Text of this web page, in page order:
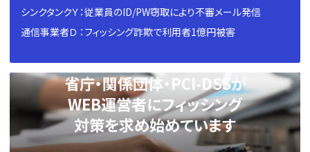
シンクタンクＹ：従業員のID/PW窃取により不審メール発信
通信事業者Ｄ ：フィッシング詐欺で利用者1億円被害
省庁・関係団体・PCI-DSSが
WEB運営者にフィッシング
対策を求め始めています